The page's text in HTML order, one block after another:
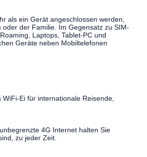
als ein Gerät angeschlossen werden,
der Familie. Im Gegensatz zu SIM-
Laptops, Tablet-PC und
Geräte neben Mobiltelefonen
WiFi-Ei für internationale Reisende,
4G Internet halten Sie
zu jeder Zeit.